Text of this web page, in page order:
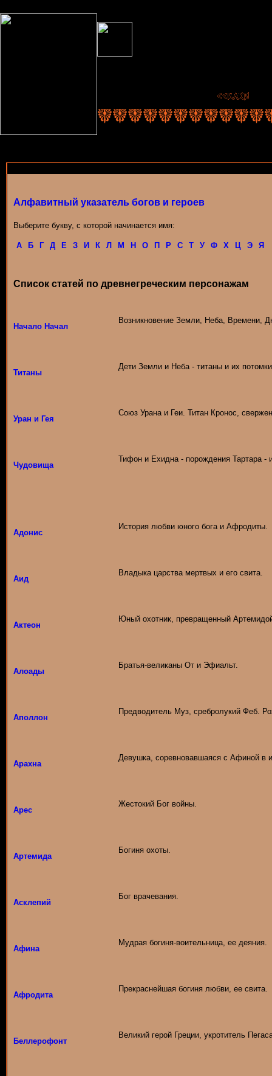
Алфавитный указатель богов и героев
Выберите букву, с которой начинается имя:
А Б Г Д Е З И К Л М Н О П Р С Т У Ф Х Ц Э Я
Список статей по древнегреческим персонажам
Начало Начал
Возникновение Земли, Неба, Времени,
Титаны
Дети Земли и Неба - титаны и их
Уран и Гея
Союз Урана и Геи. Титан Кронос,
Чудовища
Тифон и Ехидна - порождения Тартара -
Адонис
История любви юного бога и Афродиты.
Аид
Владыка царства мертвых и его свита.
Актеон
Юный охотник, превращенный
Алоады
Братья-великаны От и Эфиальт.
Аполлон
Предводитель Муз, сребролукий Феб.
Арахна
Девушка, соревновавшаяся с Афиной в
Арес
Жестокий Бог войны.
Артемида
Богиня охоты.
Асклепий
Бог врачевания.
Афина
Мудрая богиня-воительница, ее деяния.
Афродита
Прекраснейшая богиня любви, ее свита.
Беллерофонт
Великий герой Греции, укротитель